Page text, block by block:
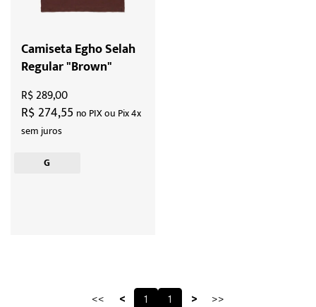
Camiseta Egho Selah
Regular "Brown"
R$ 274,55 no PIX ou Pix 4x
sem juros
R$ 289,00
G
<< < 1 1 > >>